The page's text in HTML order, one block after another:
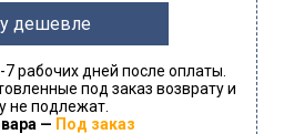
дешевле
рабочих дней после оплаты.
под заказ возврату и
не подлежат.
— Под заказ